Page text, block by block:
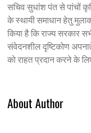
सचिव सुधांश पंत से पांचों
के स्थायी समाधान हेतु
किया है कि राज्य सरकार
संवेदनशील दृष्टिकोण
को राहत प्रदान करने के
About Author